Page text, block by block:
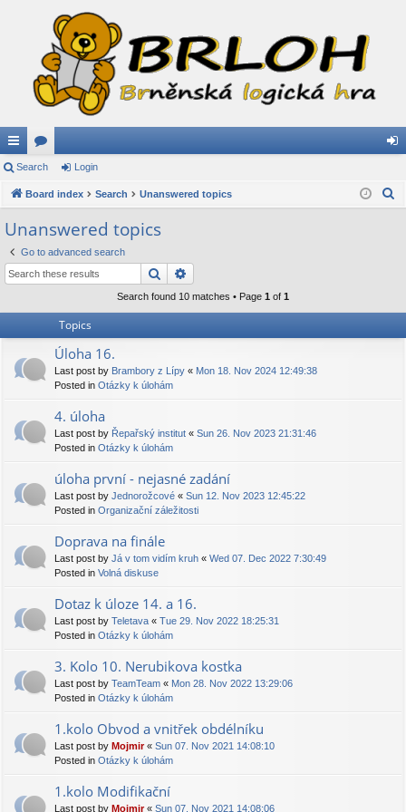
ui
ck
lin
ks
or
u
s
in
Search Login
Board index Search Unanswered topics
Unanswered topics
Go to advanced search
Search
Search found 10 matches • Page 1 of 1
Topics
Úloha 16.
Last post by Brambory z Lípy « Mon 18. Nov 2024 12:49:38
Posted in Otázky k úlohám
4. úloha
Last post by Řepařský institut « Sun 26. Nov 2023 21:31:46
Posted in Otázky k úlohám
úloha první - nejasné zadání
Last post by Jednorožcové « Sun 12. Nov 2023 12:45:22
Posted in Organizační záležitosti
Doprava na finále
Last post by Já v tom vidím kruh « Wed 07. Dec 2022 7:30:49
Posted in Volná diskuse
Dotaz k úloze 14. a 16.
Last post by Teletava « Tue 29. Nov 2022 18:25:31
Posted in Otázky k úlohám
3. Kolo 10. Nerubikova kostka
Last post by TeamTeam « Mon 28. Nov 2022 13:29:06
Posted in Otázky k úlohám
1.kolo Obvod a vnitřek obdélníku
Last post by Mojmir« Sun 07. Nov 2021 14:08:10
Posted in Otázky k úlohám
1.kolo Modifikační
Last post by Mojmir« Sun 07. Nov 2021 14:08:06